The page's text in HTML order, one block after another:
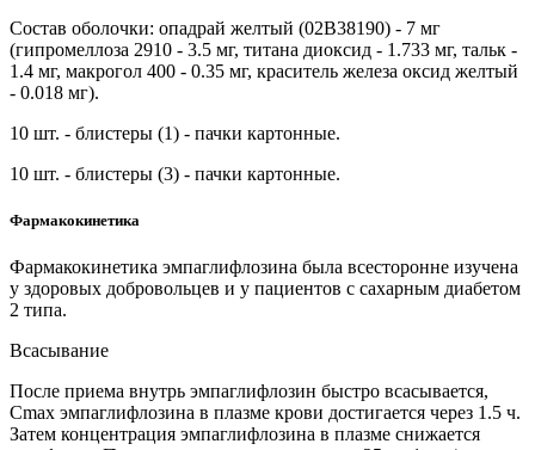
Состав оболочки: опадрай желтый (02B38190) - 7 мг
(гипромеллоза 2910 - 3.5 мг, титана диоксид - 1.733 мг, тальк -
1.4 мг, макрогол 400 - 0.35 мг, краситель железа оксид желтый
- 0.018 мг).
10 шт. - блистеры (1) - пачки картонные.
10 шт. - блистеры (3) - пачки картонные.
Фармакокинетика
Фармакокинетика эмпаглифлозина была всесторонне изучена
у здоровых добровольцев и у пациентов с сахарным диабетом
2 типа.
Всасывание
После приема внутрь эмпаглифлозин быстро всасывается,
Cmax эмпаглифлозина в плазме крови достигается через 1.5 ч.
Затем концентрация эмпаглифлозина в плазме снижается